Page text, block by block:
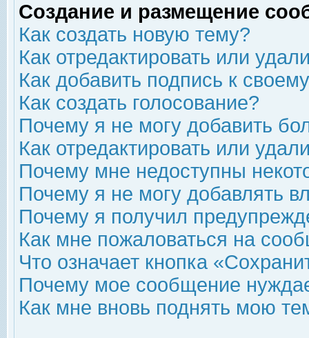
Создание и размещение
Как создать новую тему?
Как отредактировать или
Как добавить подпись к
Как создать голосование?
Почему я не могу добавить
Как отредактировать или
Почему мне недоступны
Почему я не могу добавлять
Почему я получил
Как мне пожаловаться на
Что означает кнопка
Почему мое сообщение
Как мне вновь поднять мою